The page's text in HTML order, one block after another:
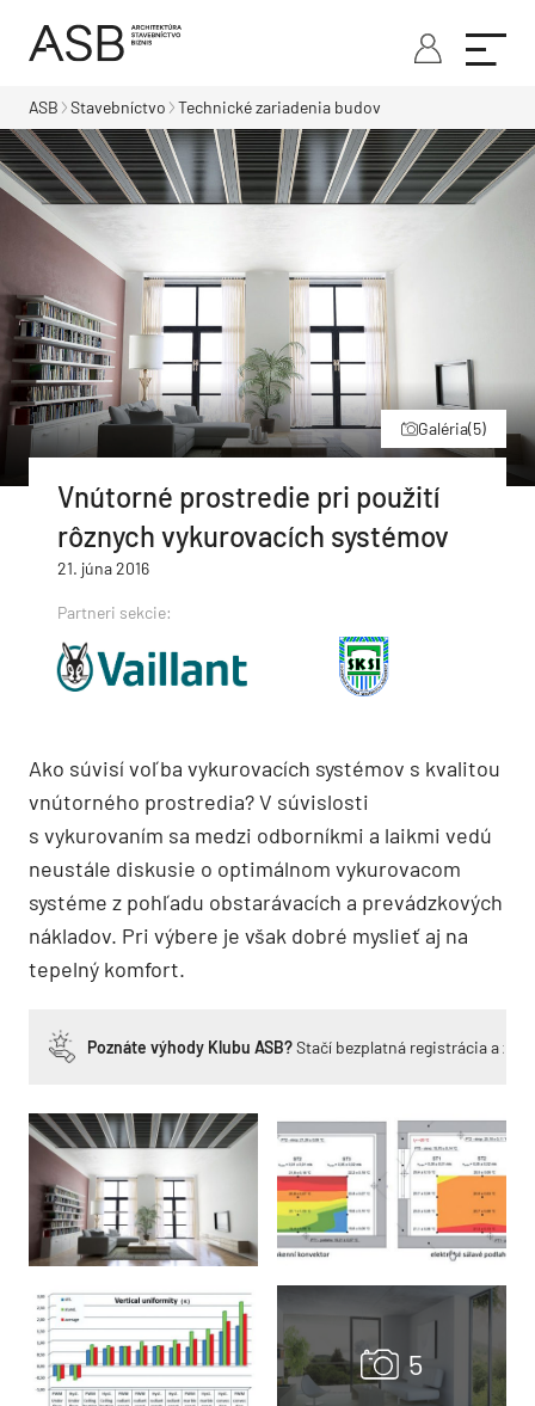
ASB Stavebníctvo Technické zariadenia budov
Galéria(5)
Vnútorné prostredie pri použití
rôznych vykurovacích systémov
21. júna 2016
Partneri sekcie:
Ako súvisí voľba vykurovacích systémov s kvalitou
vnútorného prostredia? V súvislosti
s vykurovaním sa medzi odborníkmi a laikmi vedú
neustále diskusie o optimálnom vykurovacom
systéme z pohľadu obstarávacích a prevádzkových
nákladov. Pri výbere je však dobré myslieť aj na
tepelný komfort.
Poznáte výhody Klubu ASB?Stačí bezplatná registrácia a